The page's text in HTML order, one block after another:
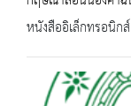
หนังสืออิเล็กทรอนิกส์